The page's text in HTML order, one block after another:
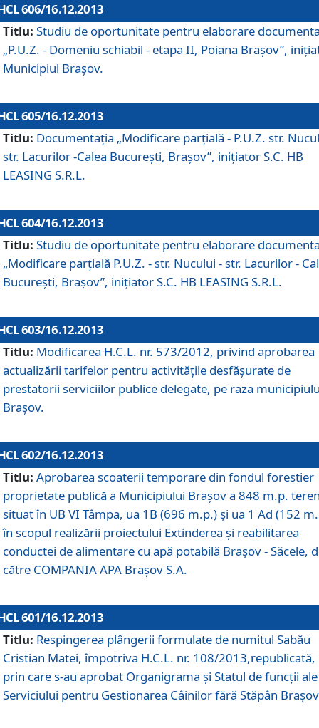
606/16.12.2013
Titlu: Studiu de oportunitate pentru elaborare
„P.U.Z. - Domeniu schiabil - etapa II, Poiana Braşov”,
Municipiul Braşov.
605/16.12.2013
Titlu: Documentaţia „Modificare parţială - P.U.Z. str.
str. Lacurilor -Calea Bucureşti, Braşov”, iniţiator S.C. HB
LEASING S.R.L.
604/16.12.2013
Titlu: Studiu de oportunitate pentru elaborare
„Modificare parţială P.U.Z. - str. Nucului - str. Lacurilor -
Bucureşti, Braşov”, iniţiator S.C. HB LEASING S.R.L.
603/16.12.2013
Titlu: Modificarea H.C.L. nr. 573/2012, privind aprobarea
actualizării tarifelor pentru activităţile desfăşurate de
prestatorii serviciilor publice delegate, pe raza
Braşov.
602/16.12.2013
Titlu: Aprobarea scoaterii temporare din fondul forestier
proprietate publică a Municipiului Braşov a 848 m.p.
situat în UB VI Tâmpa, ua 1B (696 m.p.) şi ua 1 Ad (152
în scopul realizării proiectului Extinderea şi reabilitarea
conductei de alimentare cu apă potabilă Braşov - Săcele,
către COMPANIA APA Braşov S.A.
601/16.12.2013
Titlu: Respingerea plângerii formulate de numitul Sabău
Cristian Matei, împotriva H.C.L. nr. 108/2013,republicată,
prin care s-au aprobat Organigrama şi Statul de funcţii ale
Serviciului pentru Gestionarea Câinilor fără Stăpân